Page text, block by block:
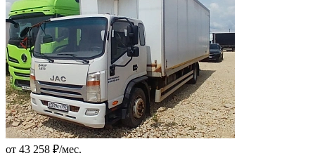
от 43 258 ₽/мес.